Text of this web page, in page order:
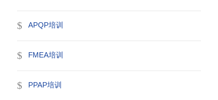
APQP培训
FMEA培训
PPAP培训